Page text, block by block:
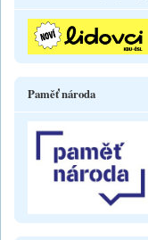
Paměť národa